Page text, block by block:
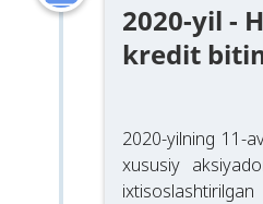
2020-yil -
kredit
2020-yilning 11-
xususiy